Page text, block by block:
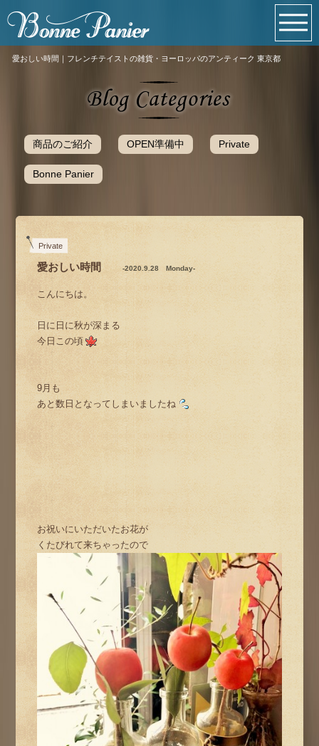
愛おしい時間｜フレンチテイストの雑貨・ヨーロッパのアンティーク 東京都
商品のご紹介 OPEN準備中 Private
Bonne Panier
Private
愛おしい時間 -2020.9.28 Monday-
こんにちは。
日に日に秋が深まる
今日この頃
9月も
あと数日となってしまいましたね
お祝いにいただいたお花が
くたびれて来ちゃったので